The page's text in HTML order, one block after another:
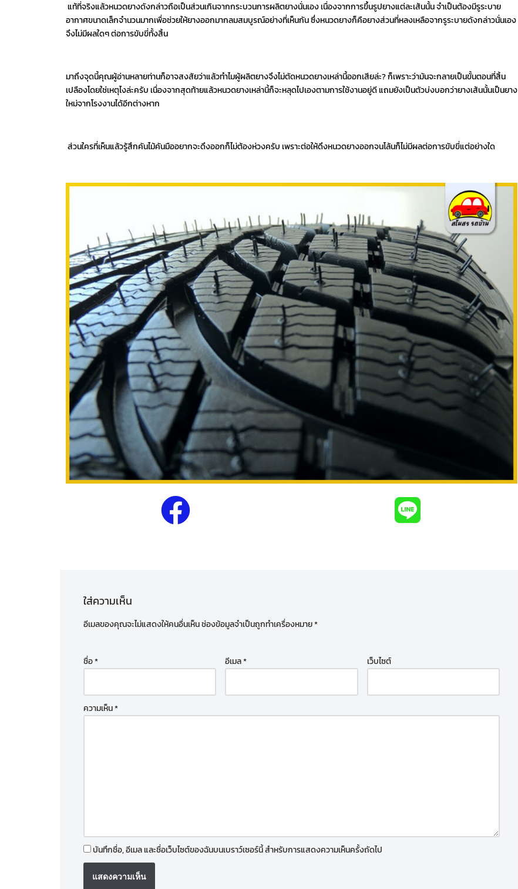
แท้ที่จริงแล้วหนวดยางดังกล่าวถือเป็นส่วนเกินจากกระบวนการผลิตยางนั่นเอง เนื่องจากการขึ้นรูปยางแต่ละเส้นนั้น จำเป็นต้องมีรูระบาย
อากาศขนาดเล็กจำนวนมากเพื่อช่วยให้ยางออกมากลมสมบูรณ์อย่างที่เห็นกัน ซึ่งหนวดยางก็คือยางส่วนที่หลงเหลือจากรูระบายดังกล่าวนั่นเอง
จึงไม่มีผลใดๆ ต่อการขับขี่ทั้งสิ้น
มาถึงจุดนี้คุณผู้อ่านหลายท่านก็อาจสงสัยว่าแล้วทำไมผู้ผลิตยางจึงไม่ตัดหนวดยางเหล่านี้ออกเสียล่ะ? ก็เพราะว่ามันจะกลายเป็นขั้นตอนที่สิ้น
เปลืองโดยใช่เหตุไงล่ะครับ เนื่องจากสุดท้ายแล้วหนวดยางเหล่านี้ก็จะหลุดไปเองตามการใช้งานอยู่ดี แถมยังเป็นตัวบ่งบอกว่ายางเส้นนั้นเป็นยาง
ใหม่จากโรงงานได้อีกต่างหาก
ส่วนใครที่เห็นแล้วรู้สึกคันไม้คันมืออยากจะดึงออกก็ไม่ต้องห่วงครับ เพราะต่อให้ดึงหนวดยางออกจนโล้นก็ไม่มีผลต่อการขับขี่แต่อย่างใด
ใส่ความเห็น
อีเมลของคุณจะไม่แสดงให้คนอื่นเห็นช่องข้อมูลจำเป็นถูกทำเครื่องหมาย*
ชื่อ* อีเมล* เว็บไซต์
ความเห็น*
บันทึกชื่อ, อีเมล และชื่อเว็บไซต์ของฉันบนเบราว์เซอร์นี้ สำหรับการแสดงความเห็นครั้งถัดไป